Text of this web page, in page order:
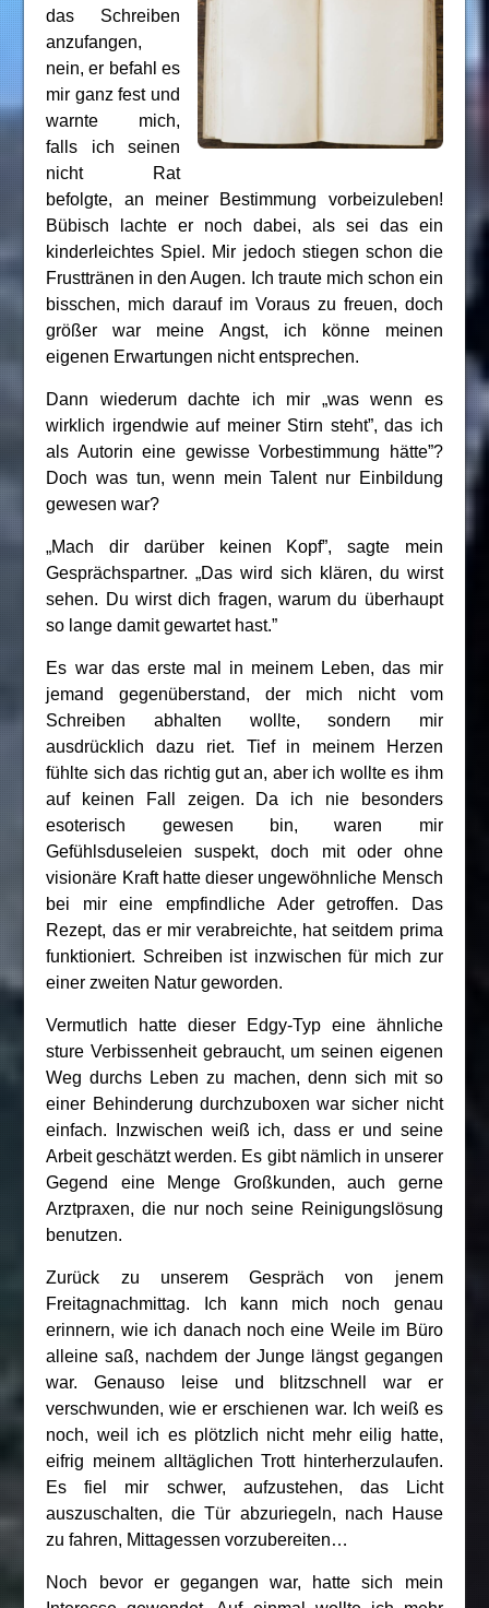
das Schreiben
anzufangen,
nein, er befahl es
mir ganz fest und
warnte mich,
falls ich seinen
nicht Rat
befolgte, an meiner Bestimmung vorbeizuleben!
Bübisch lachte er noch dabei, als sei das ein
kinderleichtes Spiel. Mir jedoch stiegen schon die
Frusttränen in den Augen. Ich traute mich schon ein
bisschen, mich darauf im Voraus zu freuen, doch
größer war meine Angst, ich könne meinen
eigenen Erwartungen nicht entsprechen.
Dann wiederum dachte ich mir „was wenn es
wirklich irgendwie auf meiner Stirn steht”, das ich
als Autorin eine gewisse Vorbestimmung hätte”?
Doch was tun, wenn mein Talent nur Einbildung
gewesen war?
„Mach dir darüber keinen Kopf”, sagte mein
Gesprächspartner. „Das wird sich klären, du wirst
sehen. Du wirst dich fragen, warum du überhaupt
so lange damit gewartet hast.”
Es war das erste mal in meinem Leben, das mir
jemand gegenüberstand, der mich nicht vom
Schreiben abhalten wollte, sondern mir
ausdrücklich dazu riet. Tief in meinem Herzen
fühlte sich das richtig gut an, aber ich wollte es ihm
auf keinen Fall zeigen. Da ich nie besonders
esoterisch gewesen bin, waren mir
Gefühlsduseleien suspekt, doch mit oder ohne
visionäre Kraft hatte dieser ungewöhnliche Mensch
bei mir eine empfindliche Ader getroffen. Das
Rezept, das er mir verabreichte, hat seitdem prima
funktioniert. Schreiben ist inzwischen für mich zur
einer zweiten Natur geworden.
Vermutlich hatte dieser Edgy-Typ eine ähnliche
sture Verbissenheit gebraucht, um seinen eigenen
Weg durchs Leben zu machen, denn sich mit so
einer Behinderung durchzuboxen war sicher nicht
einfach. Inzwischen weiß ich, dass er und seine
Arbeit geschätzt werden. Es gibt nämlich in unserer
Gegend eine Menge Großkunden, auch gerne
Arztpraxen, die nur noch seine Reinigungslösung
benutzen.
Zurück zu unserem Gespräch von jenem
Freitagnachmittag. Ich kann mich noch genau
erinnern, wie ich danach noch eine Weile im Büro
alleine saß, nachdem der Junge längst gegangen
war. Genauso leise und blitzschnell war er
verschwunden, wie er erschienen war. Ich weiß es
noch, weil ich es plötzlich nicht mehr eilig hatte,
eifrig meinem alltäglichen Trott hinterherzulaufen.
Es fiel mir schwer, aufzustehen, das Licht
auszuschalten, die Tür abzuriegeln, nach Hause
zu fahren, Mittagessen vorzubereiten…
Noch bevor er gegangen war, hatte sich mein